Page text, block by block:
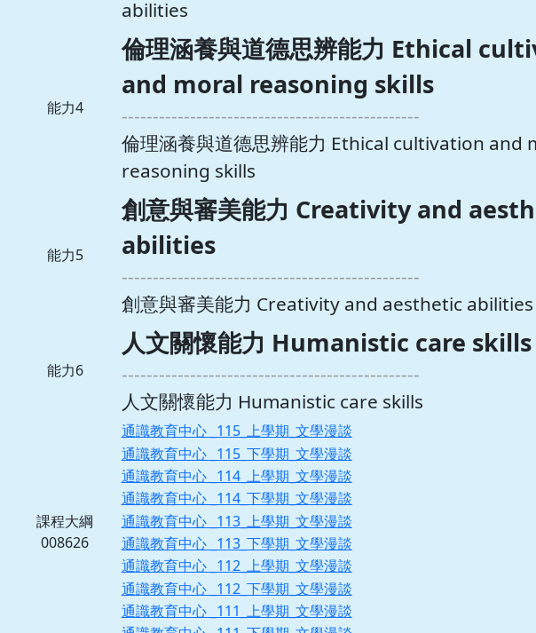
abilities
能力4
倫理涵養與道德思辨能力 Ethical
and moral reasoning skills
------------------------------------------------
倫理涵養與道德思辨能力 Ethical cultivation and
reasoning skills
能力5
創意與審美能力 Creativity and
abilities
------------------------------------------------
創意與審美能力 Creativity and aesthetic abilities
能力6
人文關懷能力 Humanistic care skills
------------------------------------------------
人文關懷能力 Humanistic care skills
課程大綱
008626
通識教育中心 _115_上學期_文學漫談
通識教育中心 _115_下學期_文學漫談
通識教育中心 _114_上學期_文學漫談
通識教育中心 _114_下學期_文學漫談
通識教育中心 _113_上學期_文學漫談
通識教育中心 _113_下學期_文學漫談
通識教育中心 _112_上學期_文學漫談
通識教育中心 _112_下學期_文學漫談
通識教育中心 _111_上學期_文學漫談